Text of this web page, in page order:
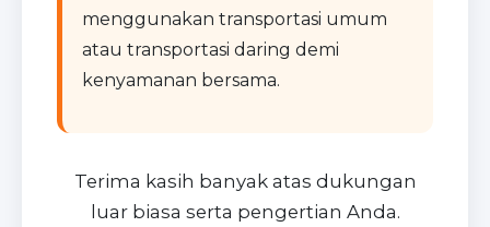
menggunakan transportasi umum
atau transportasi daring demi
kenyamanan bersama.
Terima kasih banyak atas dukungan
luar biasa serta pengertian Anda.